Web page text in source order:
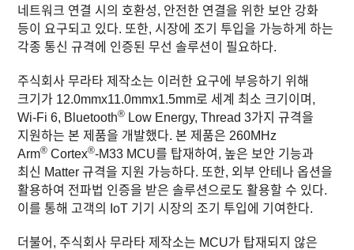
네트워크 연결 시의 호환성, 안전한 연결을 위한 보안 강화
등이 요구되고 있다. 또한, 시장에 조기 투입을 가능하게 하는
각종 통신 규격에 인증된 무선 솔루션이 필요하다.
주식회사 무라타 제작소는 이러한 요구에 부응하기 위해
크기가 12.0mmx11.0mmx1.5mm로 세계 최소 크기이며,
Wi‑Fi 6, Bluetooth® Low Energy, Thread 3가지 규격을
지원하는 본 제품을 개발했다. 본 제품은 260MHz
Arm® Cortex®-M33 MCU를 탑재하여, 높은 보안 기능과
최신 Matter 규격을 지원 가능하다. 또한, 외부 안테나 옵션을
활용하여 전파법 인증을 받은 솔루션으로도 활용할 수 있다.
이를 통해 고객의 IoT 기기 시장의 조기 투입에 기여한다.
더불어 , 주식회사 무라타 제작소는 MCU가 탑재되지 않은